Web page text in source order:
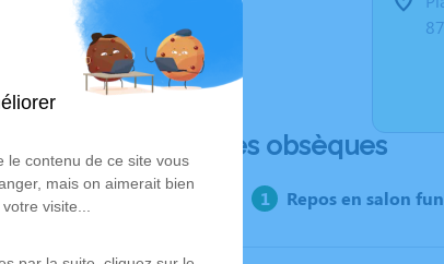
Déroulé des obsèques
Repos en salon